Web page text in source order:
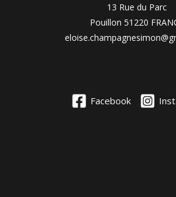
13 Rue du Parc
Pouillon 51220
Facebook